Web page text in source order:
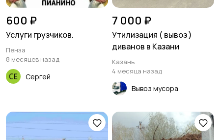
600 ₽
Услуги грузчиков.
Пенза
8 месяцев назад
Сергей
7 000 ₽
Утилизация ( вывоз )
диванов в Казани
Казань
4 месяца назад
Вывоз мусора